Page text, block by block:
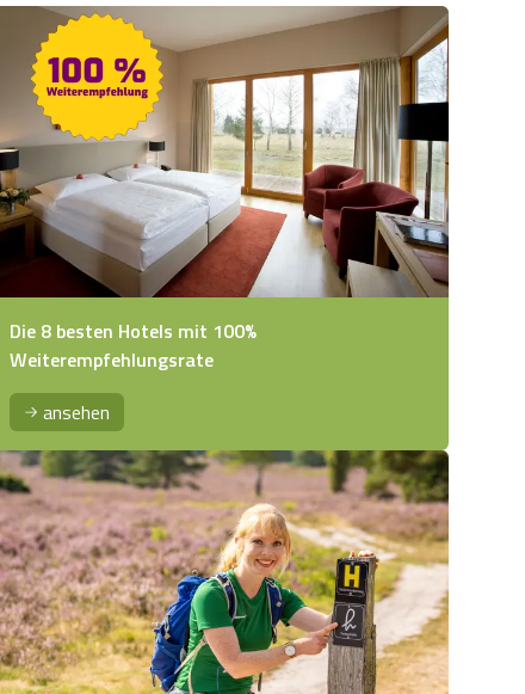
Die 8 besten Hotels mit 100%
Weiterempfehlungsrate
ansehen